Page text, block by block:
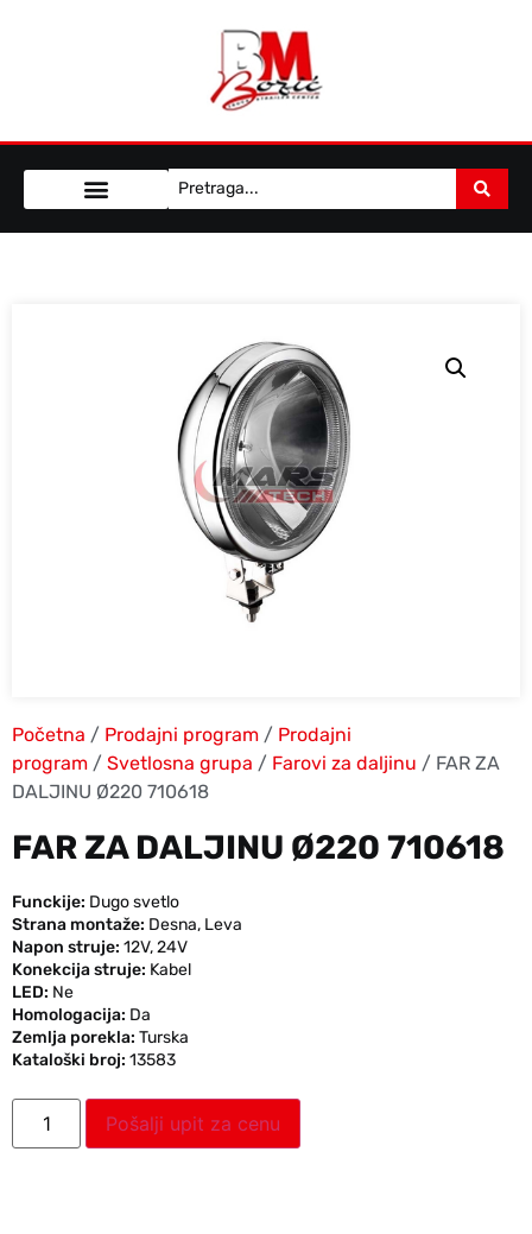
Početna / Prodajni program / Prodajni
program / Svetlosna grupa / Farovi za daljinu / FAR ZA
DALJINU Ø220 710618
FAR ZA DALJINU Ø220 710618
Funckije: Dugo svetlo
Strana montaže: Desna, Leva
Napon struje: 12V,24V
Konekcija struje: Kabel
LED: Ne
Homologacija: Da
Zemlja porekla: Turska
Kataloški broj: 13583
Pošalji upit za cenu